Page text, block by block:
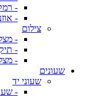
-
-
צילום
-
-
-
שעונים
שעוני יד
-